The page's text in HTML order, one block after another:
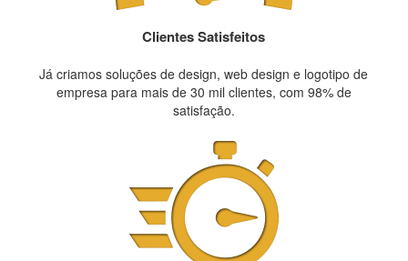
Clientes Satisfeitos
Já criamos soluções de design, web design e logotipo de
empresa para mais de 30 mil clientes, com 98% de
satisfação.